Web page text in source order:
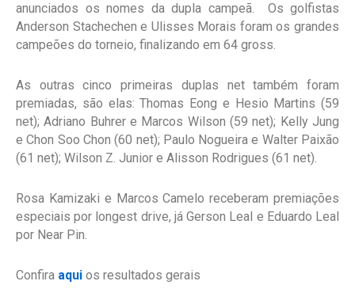
anunciados os nomes da dupla campeã. Os golfistas
Anderson Stachechen e Ulisses Morais foram os grandes
campeões do torneio, finalizando em 64 gross.
As outras cinco primeiras duplas net também foram
premiadas, são elas: Thomas Eong e Hesio Martins (59
net); Adriano Buhrer e Marcos Wilson (59 net); Kelly Jung
e Chon Soo Chon (60 net); Paulo Nogueira e Walter Paixão
(61 net); Wilson Z. Junior e Alisson Rodrigues (61 net).
Rosa Kamizaki e Marcos Camelo receberam premiações
especiais por longest drive, já Gerson Leal e Eduardo Leal
por Near Pin.
Confira aqui os resultados gerais